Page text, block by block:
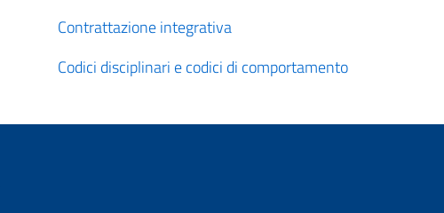
Contrattazione integrativa
Codici disciplinari e codici di comportamento